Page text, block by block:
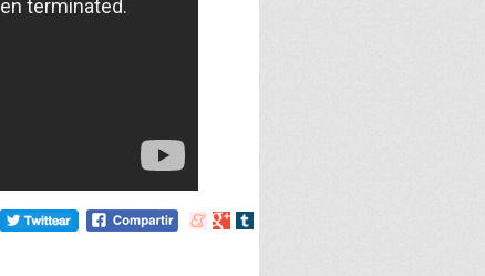
Compartir
Compartir
Compartir